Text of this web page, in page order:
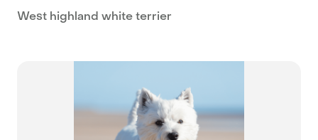
West highland white terrier